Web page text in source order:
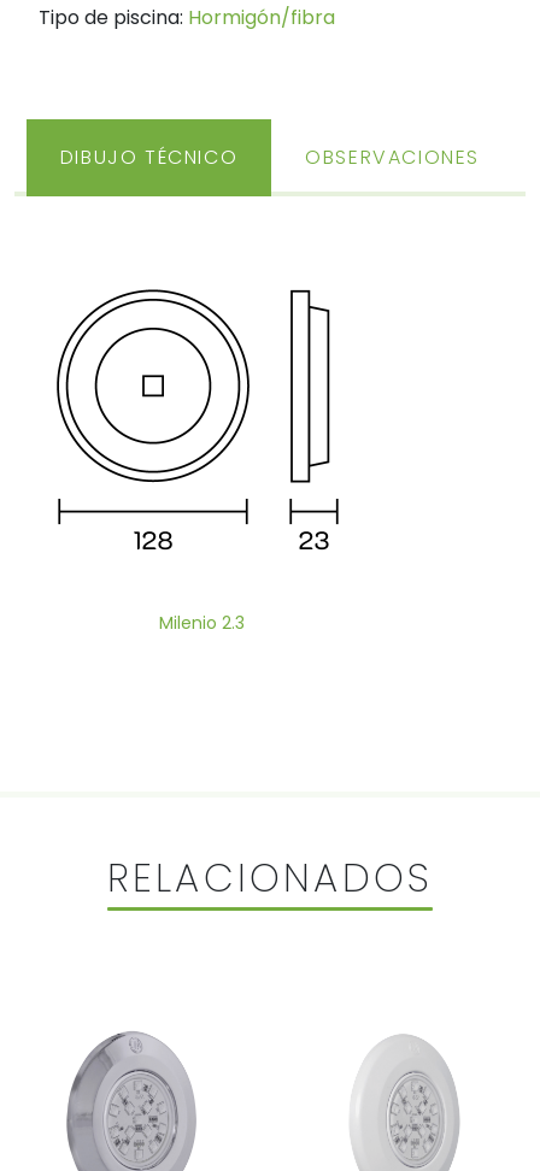
Tipo de piscina: Hormigón/fibra
DIBUJO TÉCNICO OBSERVACIONES
Milenio 2.3
RELACIONADOS